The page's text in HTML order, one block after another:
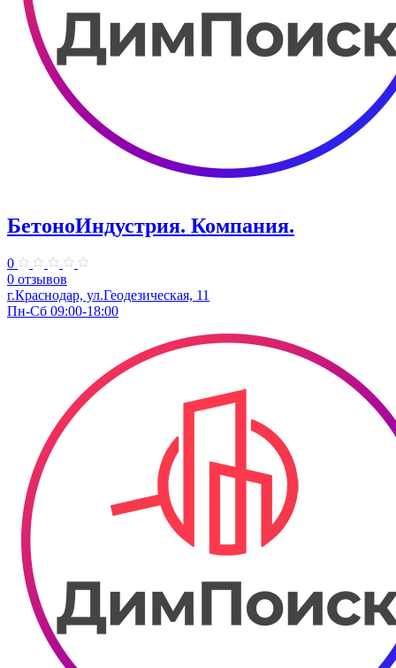
БетоноИндустрия. Компания.
0
0 отзывов
г.Краснодар, ул.Геодезическая, 11
Пн-Сб 09:00-18:00